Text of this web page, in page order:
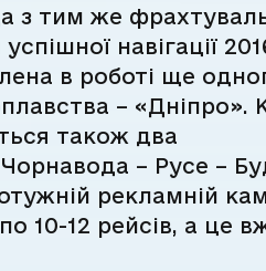
з тим же
навігації
в роботі ще
– «Дніпро».
також два
– Русе –
рекламній
10-12 рейсів, а це